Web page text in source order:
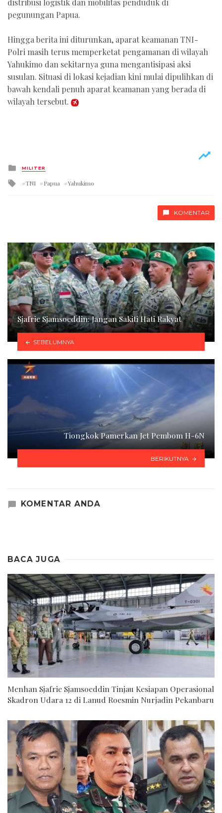
distribusi logistik dan mobilitas penduduk di
pegunungan Papua.
Hingga berita ini diturunkan, aparat keamanan TNI-
Polri masih terus memperketat pengamanan di wilayah
Yahukimo dan sekitarnya guna mengantisipasi aksi
susulan. Situasi di lokasi kejadian kini mulai dipulihkan di
bawah kendali penuh aparat keamanan yang berada di
wilayah tersebut.
Posted
in
MILITER
Tagged
TNI Papua Yahukimo
KOMENTAR
Sjafrie Sjamsoeddin: Jangan Sakiti Hati Rakyat
SEBELUMNYA
Tiongkok Pamerkan Jet Pembom H-6N
BERIKUTNYA
KOMENTAR ANDA
BACA JUGA
Menhan Sjafrie Sjamsoeddin Tinjau Kesiapan Operasional
Skadron Udara 12 di Lanud Roesmin Nurjadin Pekanbaru